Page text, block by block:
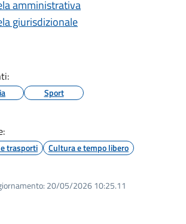
amministrativa
giurisdizionale
Sport
trasporti Cultura e tempo libero
20/05/2026 10:25.11